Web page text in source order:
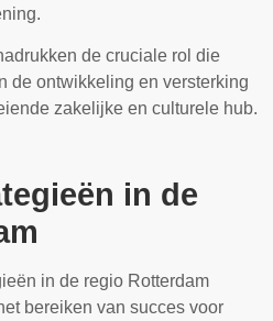
de cruciale rol die
de ontwikkeling en versterking
zakelijke en culturele hub.
in de
in de regio Rotterdam
bereiken van succes voor